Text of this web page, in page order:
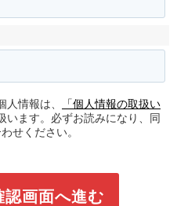
情報は、
「個人情報の取扱い
います。必ずお読みになり、同
せください。
認画面へ進む